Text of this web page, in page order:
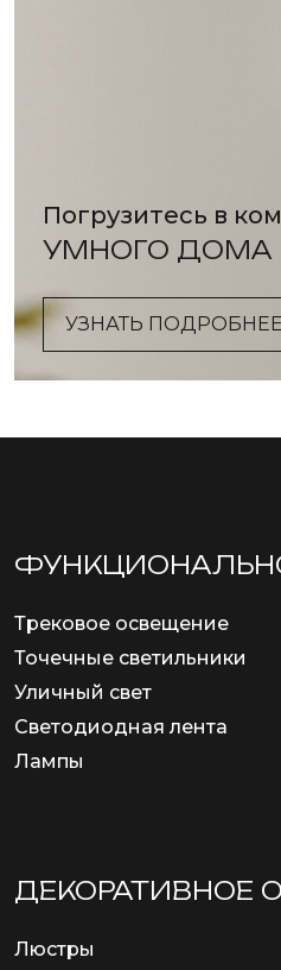
Погрузитесь в
УМНОГО ДОМА
УЗНАТЬ ПОДРОБНЕЕ
Трековое освещение
Точечные светильники
Уличный свет
Светодиодная лента
Лампы
ДЕКОРАТИВНОЕ
Люстры